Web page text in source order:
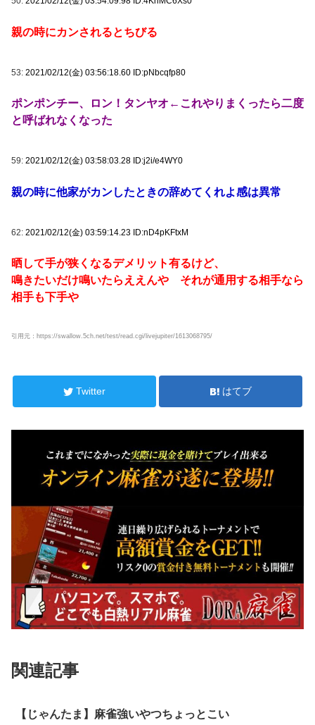
親の時にカンされるとちびる
53: 2021/02/12(金) 03:56:18.60 ID:pNbcqfp80
ポンポンチー、ロン！タンヤオ←これやりまくったら二度
と呼ばれなくなった
59: 2021/02/12(金) 03:58:03.28 ID:j2i/e4WY0
親の時に他家がカンしたときの辞めてくれよ感は異常
62: 2021/02/12(金) 03:59:14.23 ID:nD4pKFtxM
晒して手が狭くなるデメリット有るけど、
鳴きたいだけ鳴いたらええんや それが通用する相手なら
相手も下手や
引用元：https://swallow.5ch.net/test/read.cgi/livejupiter/1613068795/
Twitter はてブ
関連記事
【じゃんたま】麻雀強いやつちょっとこい